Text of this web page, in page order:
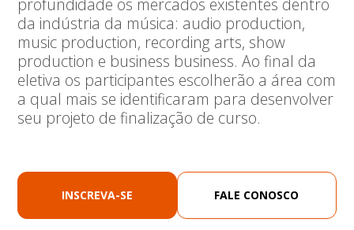
profundidade os mercados existentes dentro
da indústria da música: audio production,
music production, recording arts, show
production e business business. Ao final da
eletiva os participantes escolherão a área com
a qual mais se identificaram para desenvolver
seu projeto de finalização de curso.
INSCREVA-SE FALE CONOSCO